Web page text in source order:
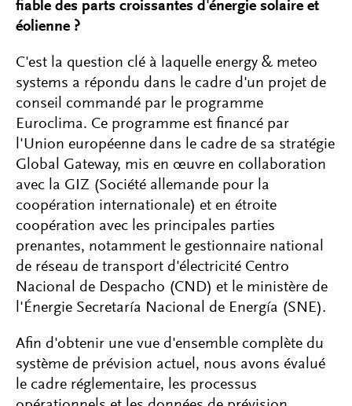
fiable des parts croissantes d'énergie solaire et
éolienne ?
C'est la question clé à laquelle energy & meteo
systems a répondu dans le cadre d'un projet de
conseil commandé par le programme
Euroclima. Ce programme est financé par
l'Union européenne dans le cadre de sa stratégie
Global Gateway, mis en œuvre en collaboration
avec la GIZ (Société allemande pour la
coopération internationale) et en étroite
coopération avec les principales parties
prenantes, notamment le gestionnaire national
de réseau de transport d'électricité Centro
Nacional de Despacho (CND) et le ministère de
l'Énergie Secretaría Nacional de Energía (SNE).
Afin d'obtenir une vue d'ensemble complète du
système de prévision actuel, nous avons évalué
le cadre réglementaire, les processus